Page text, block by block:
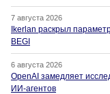
7 августа 2026
Ikerlan раскрыл
BEGI
6 августа 2026
OpenAI замедляет
ИИ-агентов